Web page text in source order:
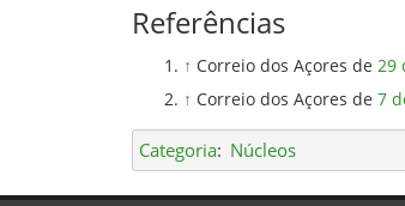
Referências
↑ Correio dos Açores de 29
↑ Correio dos Açores de 7
Categoria: Núcleos